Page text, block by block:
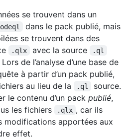
se trouvent dans un
dans le pack publié, mais
se trouvent dans des
.qlx avec la source .ql
de l’analyse d’une base de
à partir d’un pack publié,
au lieu de la
.ql
source.
le contenu d’un pack publié,
les fichiers
.qlx , car ils
modifications apportées aux
effet.